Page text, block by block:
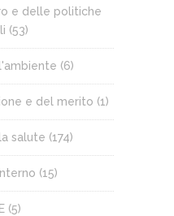
e delle politiche
(53)
(6)
e del merito (1)
salute (174)
(15)
(5)